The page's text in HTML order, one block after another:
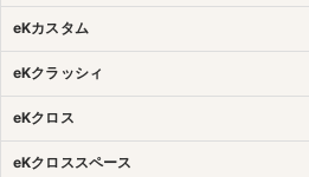
eKカスタム
eKクラッシィ
eKクロス
eKクロススペース